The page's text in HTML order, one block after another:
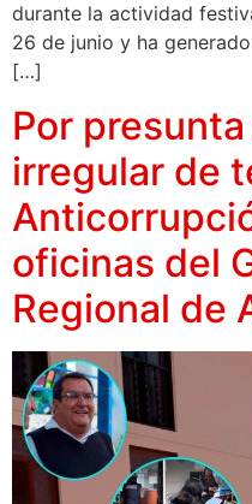
durante la actividad
26 de junio y ha
[…]
Por
irregular de
oficinas del
Regional de